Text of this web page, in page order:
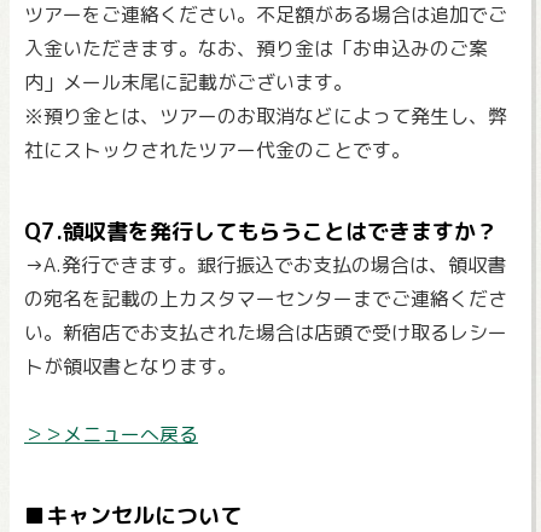
ツアーをご連絡ください。不足額がある場合は追加でご
入金いただきます。なお、預り金は「お申込みのご案
内」メール末尾に記載がございます。
※預り金とは、ツアーのお取消などによって発生し、弊
社にストックされたツアー代金のことです。
Q7.領収書を発行してもらうことはできますか？
→A.発行できます。銀行振込でお支払の場合は、領収書
の宛名を記載の上カスタマーセンターまでご連絡くださ
い。新宿店でお支払された場合は店頭で受け取るレシー
トが領収書となります。
＞＞メニューへ戻る
■キャンセルについて